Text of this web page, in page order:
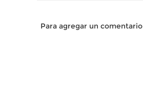
Para agregar un comentario